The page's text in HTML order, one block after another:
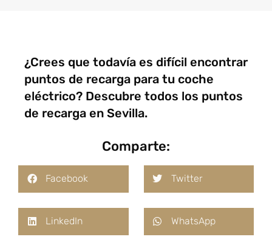
¿Crees que todavía es difícil encontrar
puntos de recarga para tu coche
eléctrico? Descubre todos los puntos
de recarga en Sevilla.
Comparte:
Facebook Twitter
LinkedIn WhatsApp